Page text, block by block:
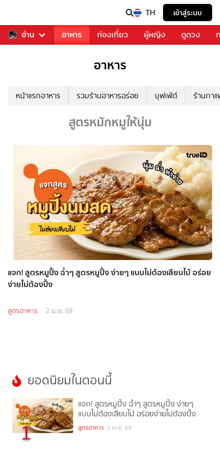
TH เข้าสู่ระบบ
อ่าน
รวงการเพลง อาหาร ท่องเที่ยว ผู้หญิง ดูดวง
อาหาร
หน้าแรกอาหาร รวมร้านอาหารอร่อย บุฟเฟ่ต์ ร้านกา
สูตรหมักหมูให้นุ่ม
แจก! สูตรหมูปิ้ง ฉ่ำๆ สูตรหมูปิ้ง ง่ายๆ แบบไม่ต้องเสียบไม้ อร่อย
ง่ายไม่ต้องปิ้ง
สูตรอาหาร 2 เม.ย. 69
ยอดนิยมในตอนนี้
1
แจก! สูตรหมูปิ้ง ฉ่ำๆ สูตรหมูปิ้ง ง่ายๆ
แบบไม่ต้องเสียบไม้ อร่อยง่ายไม่ต้องปิ้ง
สูตรอาหาร 2 เม.ย. 69